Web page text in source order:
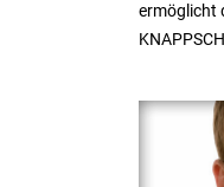
ermöglicht